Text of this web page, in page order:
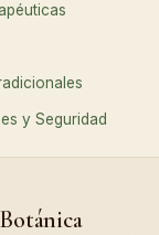
y Seguridad